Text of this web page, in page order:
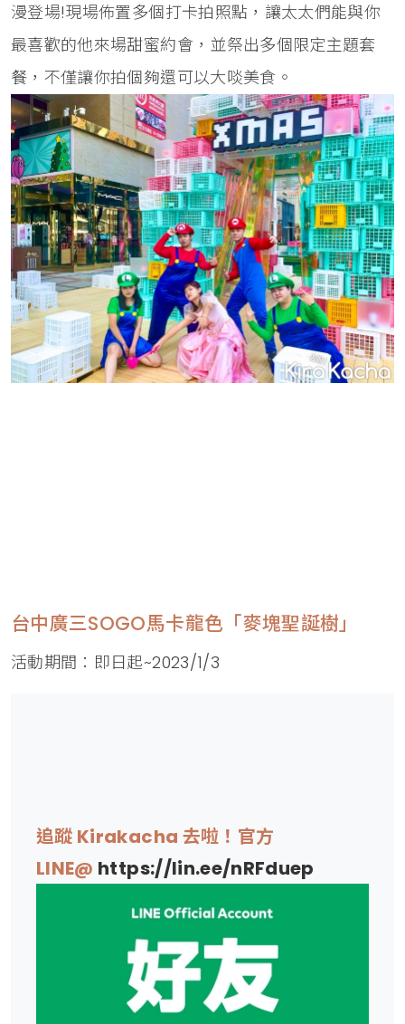
漫登場!現場佈置多個打卡拍照點，讓太太們能與你
最喜歡的他來場甜蜜約會，並祭出多個限定主題套
餐，不僅讓你拍個夠還可以大啖美食。
台中廣三SOGO馬卡龍色「麥塊聖誕樹」
活動期間：即日起~2023/1/3
追蹤 Kirakacha 去啦！官方
LINE@ https://lin.ee/nRFduep